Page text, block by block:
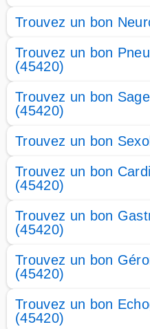
Trouvez un bon
Trouvez un bon
(45420)
Trouvez un bon
(45420)
Trouvez un bon
Trouvez un bon
(45420)
Trouvez un bon
(45420)
Trouvez un bon
(45420)
Trouvez un bon
(45420)